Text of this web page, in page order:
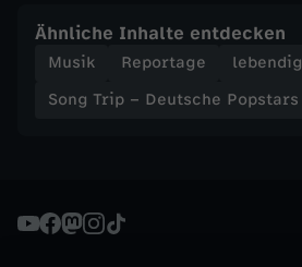
s
i
l
Ähnliche Inhalte entdecken
Musik Reportage lebendig